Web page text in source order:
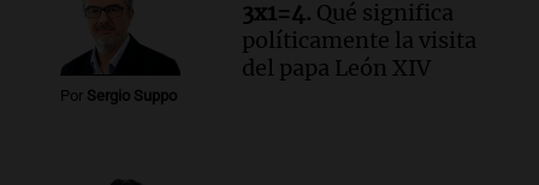
Por Sergio Suppo
3x1=4. Qué significa
políticamente la visita
del papa León XIV